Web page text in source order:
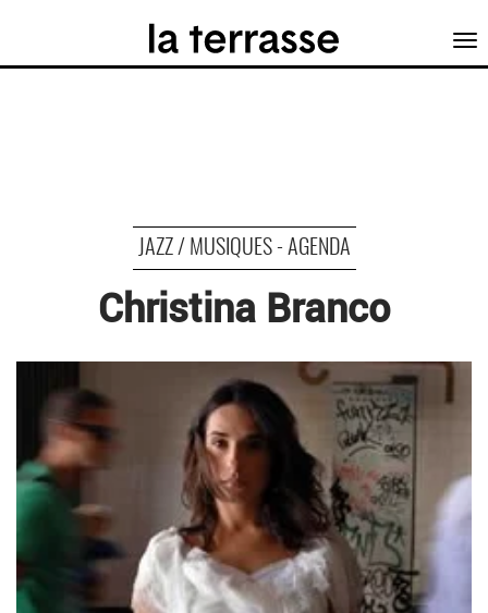
JAZZ / MUSIQUES - AGENDA
Christina Branco